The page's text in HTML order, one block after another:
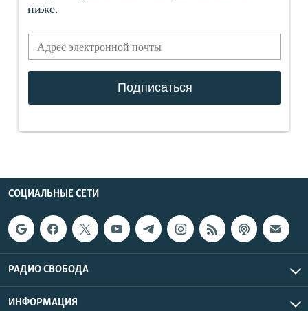
СОЦИАЛЬНЫЕ СЕТИ
РАДИО СВОБОДА
ИНФОРМАЦИЯ